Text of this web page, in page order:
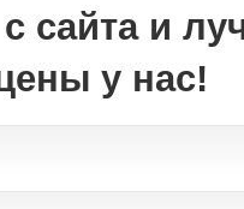
с сайта и
у нас!